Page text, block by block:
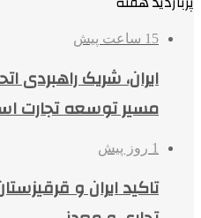
15 ساعت پیش
ایران، شریک راهبردی
مسیر توسعه تجارت
1 روز پیش
تاکید ایران و